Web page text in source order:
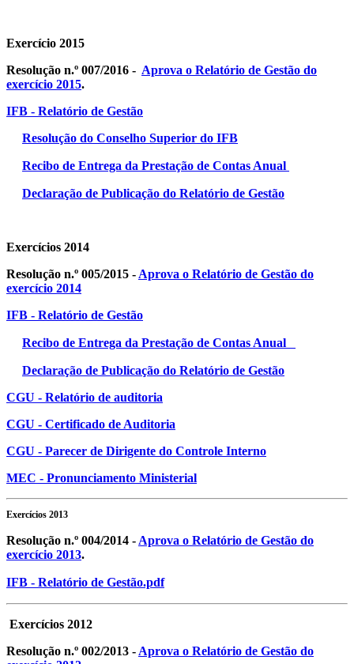
Exercício 2015
Resolução n.º 007/2016 - Aprova o Relatório de Gestão do
exercício 2015.
IFB - Relatório de Gestão
Resolução do Conselho Superior do IFB
Recibo de Entrega da Prestação de Contas Anual
Declaração de Publicação do Relatório de Gestão
Exercícios 2014
Resolução n.º 005/2015 - Aprova o Relatório de Gestão do
exercício 2014
IFB - Relatório de Gestão
Recibo de Entrega da Prestação de Contas Anual
Declaração de Publicação do Relatório de Gestão
CGU - Relatório de auditoria
CGU - Certificado de Auditoria
CGU - Parecer de Dirigente do Controle Interno
MEC - Pronunciamento Ministerial
Exercícios 2013
Resolução n.º 004/2014 - Aprova o Relatório de Gestão do
exercício 2013.
IFB - Relatório de Gestão.pdf
Exercícios 2012
Resolução n.º 002/2013 - Aprova o Relatório de Gestão do